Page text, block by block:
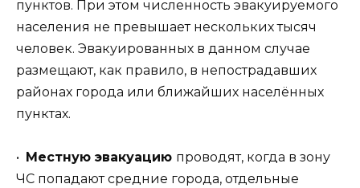
пунктов. При этом численность эвакуируемого
населения не превышает нескольких тысяч
человек. Эвакуированных в данном случае
размещают, как правило, в непострадавших
районах города или ближайших населённых
пунктах.
• Местную эвакуацию проводят, когда в зону
ЧС попадают средние города, отдельные